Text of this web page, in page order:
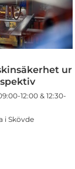
ur
12:00 & 12:30-
i Skövde